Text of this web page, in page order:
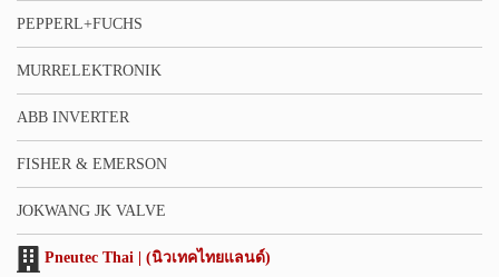
PEPPERL+FUCHS
MURRELEKTRONIK
ABB INVERTER
FISHER & EMERSON
JOKWANG JK VALVE
Pneutec Thai | (นิวเทคไทยแลนด์)